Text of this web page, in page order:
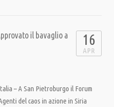
il bavaglio a
16
APR
– A San Pietroburgo il Forum
del caos in azione in Siria